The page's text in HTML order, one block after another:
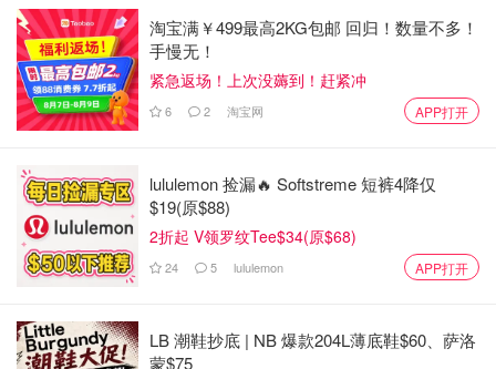
淘宝满￥499最高2KG包邮 回归！数量不多！
手慢无！
紧急返场！上次没薅到！赶紧冲
6 2 淘宝网 APP打开
lululemon 捡漏🔥 Softstreme 短裤4降仅
$19(原$88)
2折起 V领罗纹Tee$34(原$68)
24 5 lululemon APP打开
LB 潮鞋抄底 | NB 爆款204L薄底鞋$60、萨洛
蒙$75